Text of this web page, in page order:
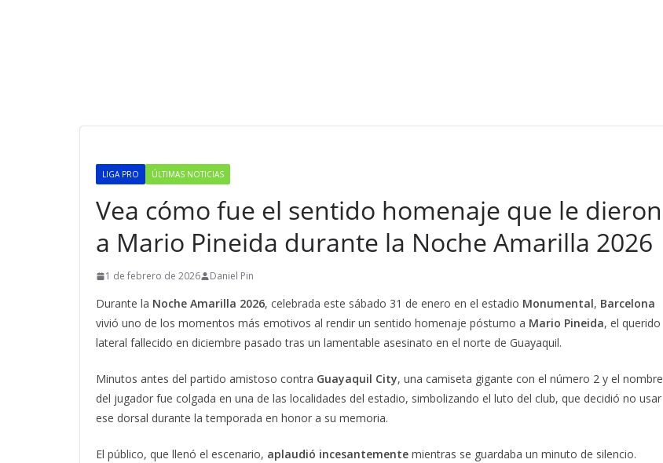
LIGA PRO ÚLTIMAS NOTICIAS
Vea cómo fue el sentido homenaje que le dieron
a Mario Pineida durante la Noche Amarilla 2026
1 de febrero de 2026 Daniel Pin
Durante la Noche Amarilla 2026, celebrada este sábado 31 de enero en el estadio Monumental, Barcelona
vivió uno de los momentos más emotivos al rendir un sentido homenaje póstumo a Mario Pineida, el querido
lateral fallecido en diciembre pasado tras un lamentable asesinato en el norte de Guayaquil.
Minutos antes del partido amistoso contra Guayaquil City, una camiseta gigante con el número 2 y el nombre
del jugador fue colgada en una de las localidades del estadio, simbolizando el luto del club, que decidió no usar
ese dorsal durante la temporada en honor a su memoria.
El público, que llenó el escenario, aplaudió incesantemente mientras se guardaba un minuto de silencio.